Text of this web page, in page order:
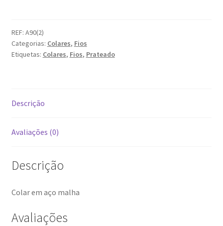
REF: A90(2)
Categorias: Colares, Fios
Etiquetas: Colares, Fios, Prateado
Descrição
Avaliações (0)
Descrição
Colar em aço malha
Avaliações